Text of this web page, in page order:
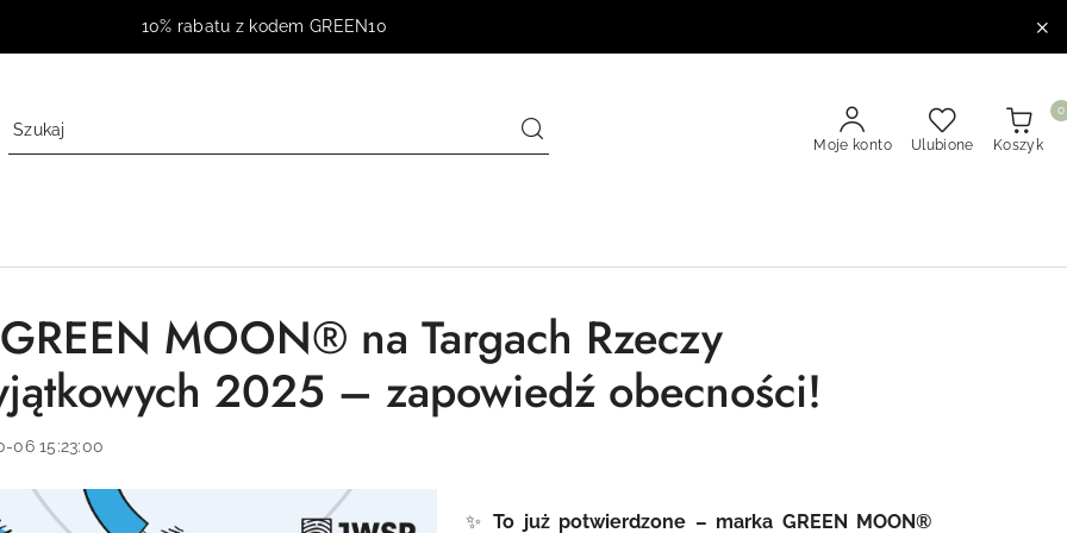
10% rabatu z kodem GREEN10
Moje konto Ulubione Koszyk
0
MOON® na Targach Rzeczy
2025 – zapowiedź obecności!
06 15:23:00
✨To już potwierdzone – marka GREEN MOON®